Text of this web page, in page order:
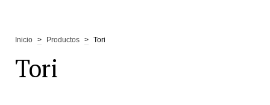
Inicio > Productos > Tori
Tori